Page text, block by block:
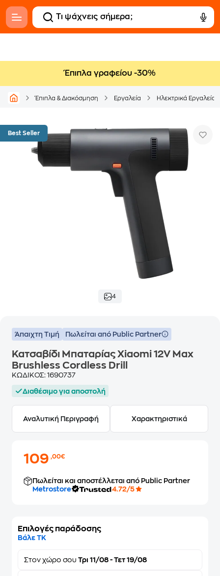
Έπιπλα γραφείου -30%
Έπιπλα & Διακόσμηση Εργαλεία Ηλεκτρικά Εργαλεία
Best Seller
4
Άπαιχτη Τιμή Πωλείται από Public Partner
Κατσαβίδι Μπαταρίας Xiaomi 12V Max
Brushless Cordless Drill
ΚΩΔΙΚΟΣ: 1690737
Διαθέσιμο για αποστολή
Αναλυτική Περιγραφή Χαρακτηριστικά
109,00€
Πωλείται και αποστέλλεται από Public Partner
Metrostore
4.72/5
Επιλογές παράδοσης
Βάλε ΤΚ
Στον χώρο σου Τρι 11/08 - Τετ 19/08